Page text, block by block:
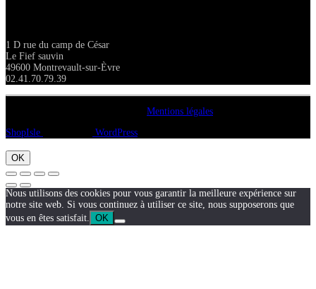
1 D rue du camp de César
Le Fief sauvin
49600 Montrevault-sur-Èvre
02.41.70.79.39
Mentions légales
ShopIsle
WordPress
OK
Nous utilisons des cookies pour vous garantir la meilleure expérience sur
notre site web. Si vous continuez à utiliser ce site, nous supposerons que
vous en êtes satisfait.
OK